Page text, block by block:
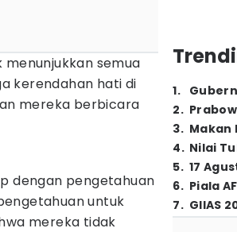
semua
kerendahan hati di
mereka berbicara
dengan pengetahuan
untuk
mereka tidak
1.
2.
3. Makan
4. Nilai
5. 17
6. Piala
7. GIIAS